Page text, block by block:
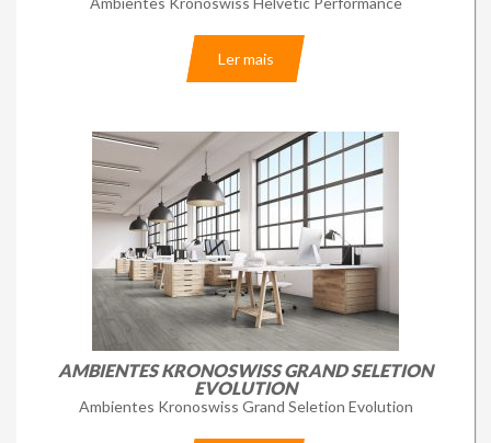
Ler mais
AMBIENTES KRONOSWISS GRAND SELETION
EVOLUTION
Ambientes Kronoswiss Grand Seletion Evolution